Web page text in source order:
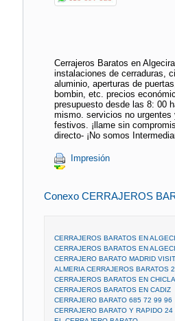
Cerrajeros Baratos en
instalaciones de cerraduras,
aluminio, aperturas de
bombin, etc. precios
presupuesto desde las 8: 00
mismo. servicios no
festivos. ¡llame sin
directo- ¡No somos
Impresión
Conexo CERRAJEROS
CERRAJEROS BARATOS EN
CERRAJEROS BARATOS EN
CERRAJERO BARATO MADRID
ALMERIA CERRAJEROS BARATOS
CERRAJEROS BARATOS EN
CERRAJEROS BARATOS EN CADIZ
CERRAJERO BARATO 685 72 99 96
CERRAJERO BARATO Y RAPIDO 24